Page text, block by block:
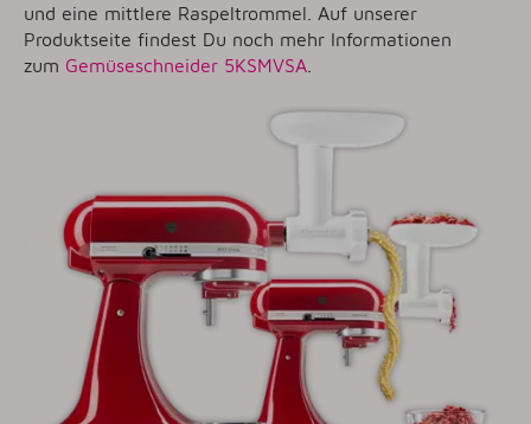
und eine mittlere Raspeltrommel. Auf unserer
Produktseite findest Du noch mehr Informationen
zum Gemüseschneider 5KSMVSA